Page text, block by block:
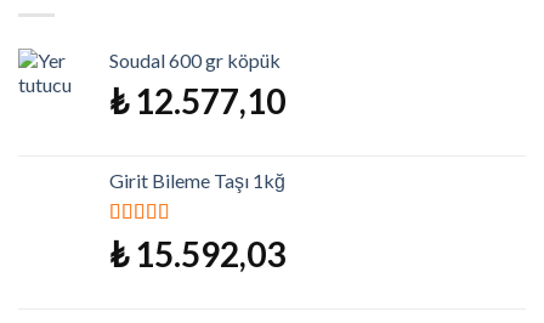
Soudal 600 gr köpük
₺12.577,10
Girit Bileme Taşı 1kğ
5 üzerinden
5.00oy aldı
₺15.592,03